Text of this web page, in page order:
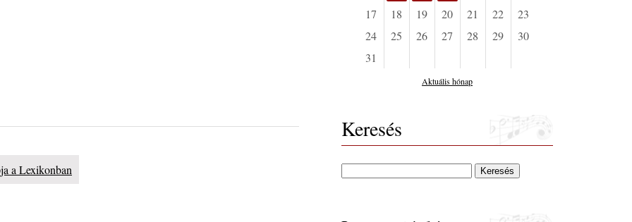
a Lexikonban
17
18 19 20 21 22
23
24
25 26 27 28 29
30
31
Aktuális hónap
Keresés